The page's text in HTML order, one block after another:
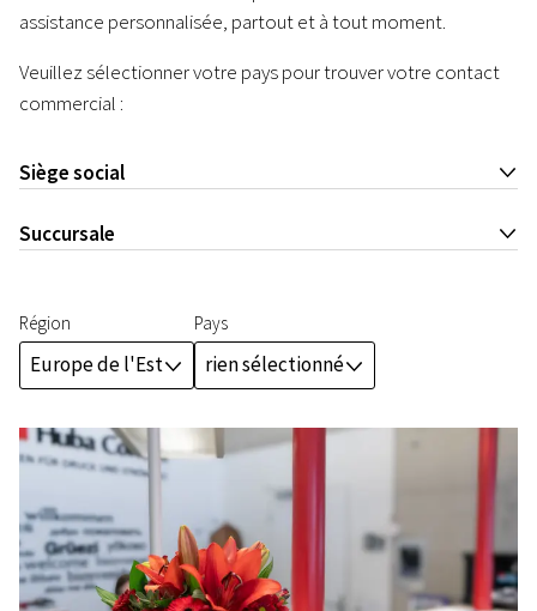
assistance personnalisée, partout et à tout moment.
Veuillez sélectionner votre pays pour trouver votre contact
commercial :
Siège social J
Succursale J
Région
Europe de l'EstJ
Pays
rien sélectionnéJ